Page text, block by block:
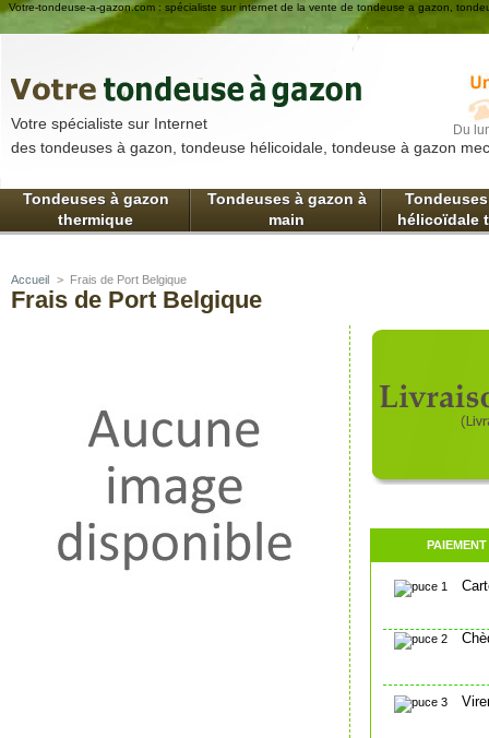
Votre-tondeuse-a-gazon.com : spécialiste sur internet de la vente de tondeuse a gazon,
Tondeuses à gazon
thermique
Tondeuses à gazon à
main
hélicoïdale
Du
Votre spécialiste sur Internet
des tondeuses à gazon, tondeuse hélicoidale, tondeuse à gazon
Accueil > Frais de Port Belgique
Frais de Port Belgique
PAIEMENT